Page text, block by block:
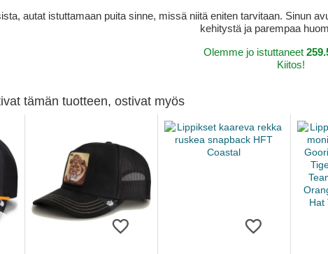
autat istuttamaan puita sinne, missä niitä eniten tarvitaan. Sinun
kehitystä ja parempaa
Olemme jo istuttaneet
Kiitos!
tämän tuotteen, ostivat myös